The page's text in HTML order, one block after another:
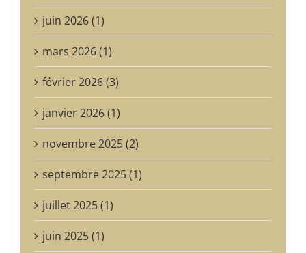
juin 2026 (1)
mars 2026 (1)
février 2026 (3)
janvier 2026 (1)
novembre 2025 (2)
septembre 2025 (1)
juillet 2025 (1)
juin 2025 (1)